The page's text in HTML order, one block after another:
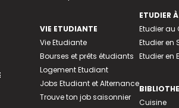
VIE ETUDIANTE
Vie Etudiante
Bourses et prêts étudiants
Logement Etudiant
Jobs Etudiant et Alternance
Trouve ton job saisonnier
ETUDIER
Etudier
Etudier en
Etudier en
Cuisine